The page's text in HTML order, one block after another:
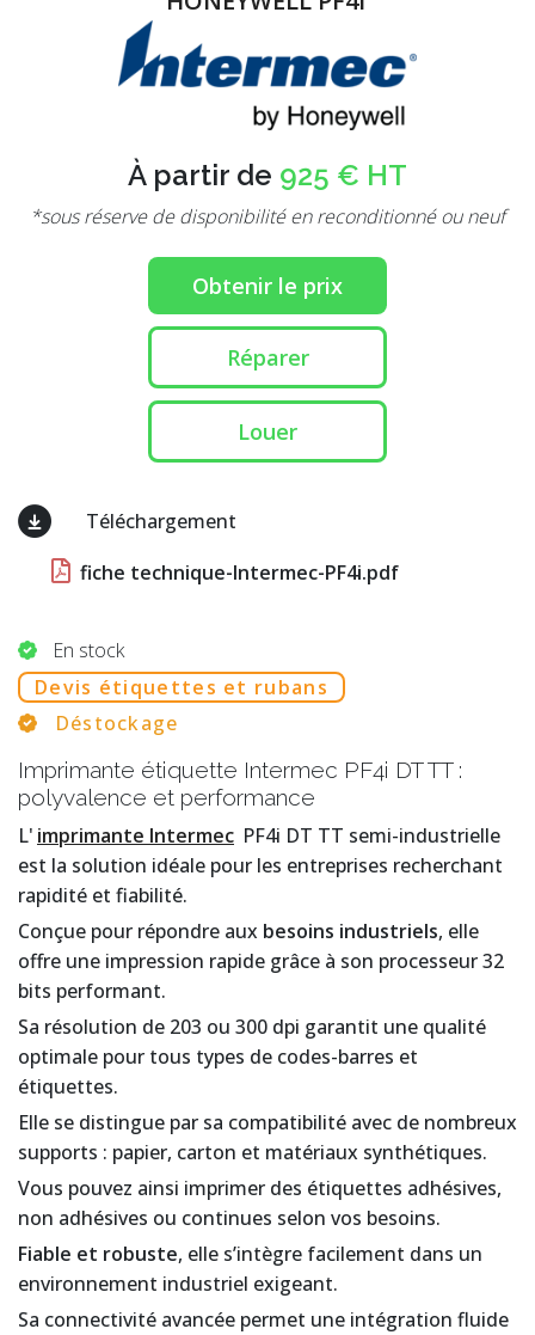
À partir de 925 € HT
*sous réserve de disponibilité en reconditionné ou neuf
Obtenir le prix
Réparer
Louer
Téléchargement
fiche technique-Intermec-PF4i.pdf
En stock
Devis étiquettes et rubans
Déstockage
Imprimante étiquette Intermec PF4i DT TT :
polyvalence et performance
L' imprimante Intermec PF4i DT TT semi-industrielle
est la solution idéale pour les entreprises recherchant
rapidité et fiabilité.
Conçue pour répondre aux besoins industriels, elle
offre une impression rapide grâce à son processeur 32
bits performant.
Sa résolution de 203 ou 300 dpi garantit une qualité
optimale pour tous types de codes-barres et
étiquettes.
Elle se distingue par sa compatibilité avec de nombreux
supports : papier, carton et matériaux synthétiques.
Vous pouvez ainsi imprimer des étiquettes adhésives,
non adhésives ou continues selon vos besoins.
Fiable et robuste, elle s’intègre facilement dans un
environnement industriel exigeant.
Sa connectivité avancée permet une intégration fluide